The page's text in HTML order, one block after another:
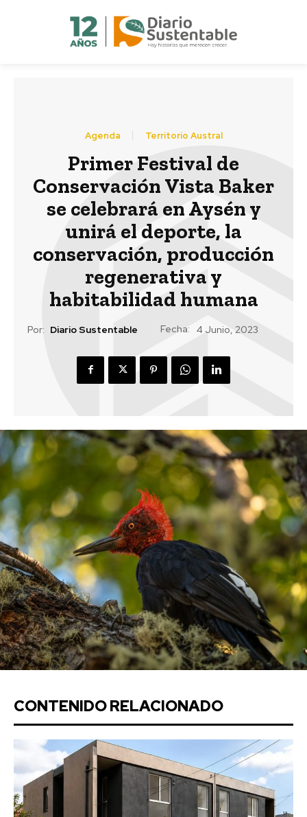
Agenda Territorio Austral
Primer Festival de
Conservación Vista Baker
se celebrará en Aysén y
unirá el deporte, la
conservación, producción
regenerativa y
habitabilidad humana
Por: Diario Sustentable Fecha: 4 Junio, 2023
CONTENIDO RELACIONADO